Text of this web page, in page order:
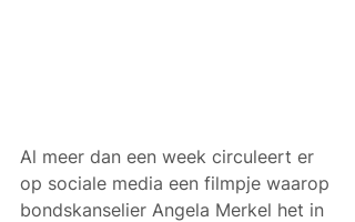
Al meer dan een week circuleert er
op sociale media een filmpje waarop
bondskanselier Angela Merkel het in